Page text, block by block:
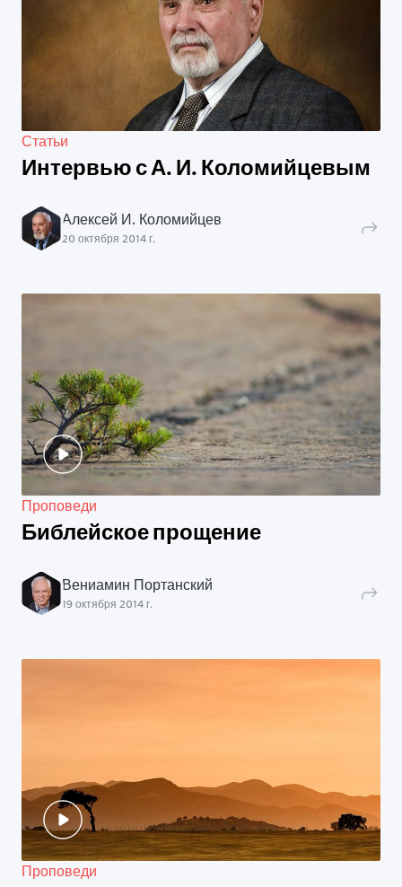
Статьи
Интервью с А. И. Коломийцевым
Алексей И. Коломийцев
20 октября 2014 г.
Проповеди
Библейское прощение
Вениамин Портанский
19 октября 2014 г.
Проповеди